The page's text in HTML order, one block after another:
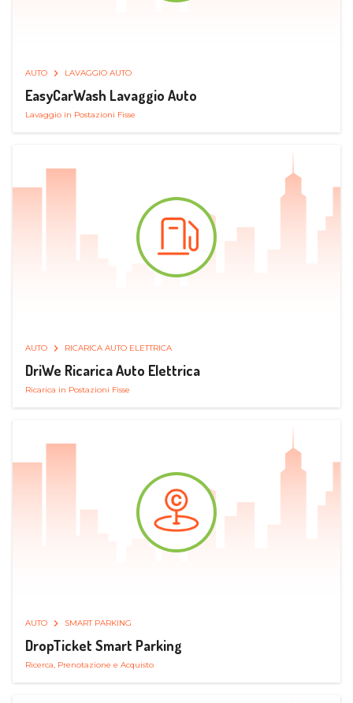
AUTO LAVAGGIO AUTO
EasyCarWash Lavaggio Auto
Lavaggio in Postazioni Fisse
AUTO RICARICA AUTO ELETTRICA
DriWe Ricarica Auto Elettrica
Ricarica in Postazioni Fisse
AUTO SMART PARKING
DropTicket Smart Parking
Ricerca, Prenotazione e Acquisto